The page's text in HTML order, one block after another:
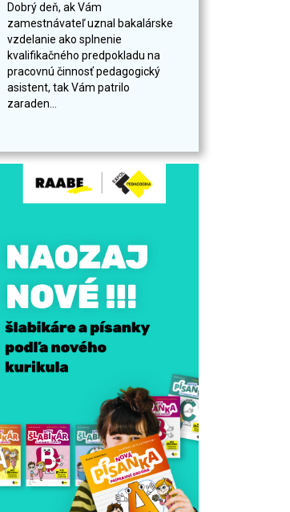
Dobrý deň, ak Vám
zamestnávateľ uznal bakalárske
vzdelanie ako splnenie
kvalifikačného predpokladu na
pracovnú činnosť pedagogický
asistent, tak Vám patrilo
zaraden...